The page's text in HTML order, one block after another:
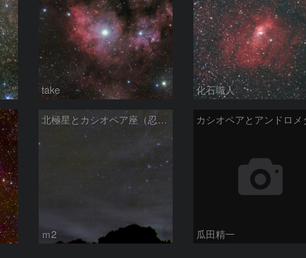
take 化石職人
北極星とカシオペア座（忍び寄る秋）
ｍ2
カシオペアとアンドロメ
瓜田精一